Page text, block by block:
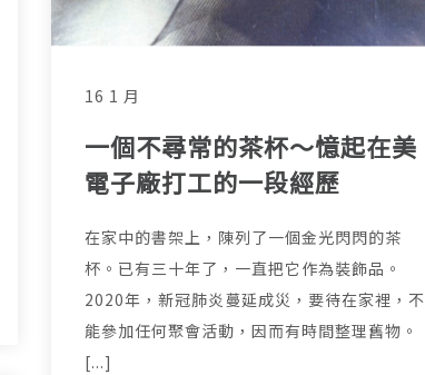
16 1 月
一個不尋常的茶杯～憶起在美
電子廠打工的一段經歷
在家中的書架上，陳列了一個金光閃閃的茶
杯。已有三十年了，一直把它作為裝飾品。
2020年，新冠肺炎蔓延成災，要待在家裡，不
能參加任何聚會活動，因而有時間整理舊物。
[...]